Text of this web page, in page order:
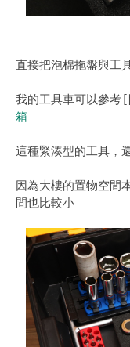
直接把泡棉拖盤與工
我的工具車可以參考
箱
這種緊湊型的工具，
因為大樓的置物空間
間也比較小